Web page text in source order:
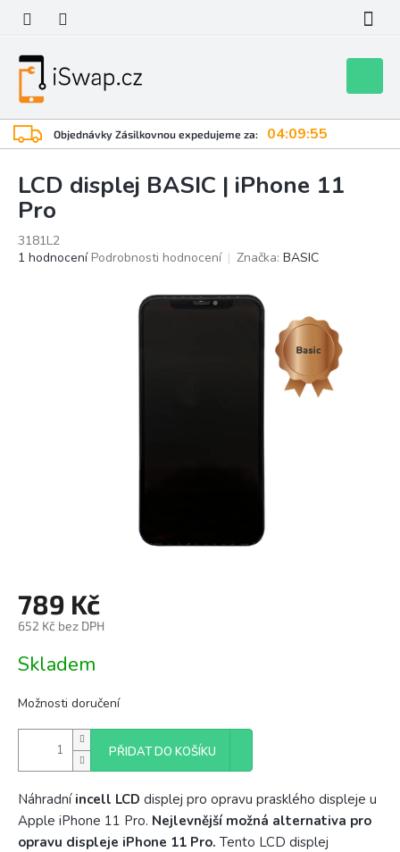
obsah
Objednávky Zásilkovnou expedujeme za: 04:09:54
košík
LCD displej BASIC | iPhone 11
Pro
3181L2
Průměrné
1 hodnocení Podrobnosti hodnocení Značka: BASIC
789 Kč
652 Kč bez DPH
cena:
Skladem
Možnosti doručení
PŘIDAT DO KOŠÍKU
Náhradní incell LCD displej pro opravu prasklého displeje u
Apple iPhone 11 Pro. Nejlevnější možná alternativa pro
opravu displeje iPhone 11 Pro. Tento LCD displej